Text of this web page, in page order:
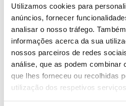
Utilizamos cookies para
anúncios, fornecer
analisar o nosso tráfego.
informações acerca da sua
nossos parceiros de redes
análise, que as podem combinar
que lhes forneceu ou recolhidas
utilização dos respetivos
Contas Bancárias*